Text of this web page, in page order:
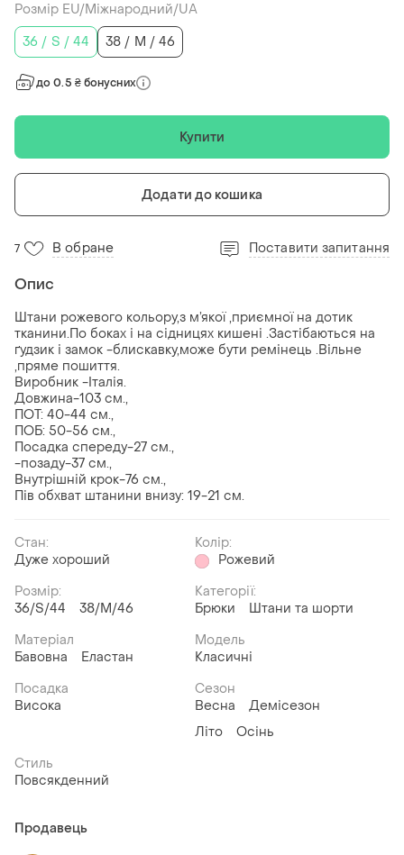
Розмір EU/Міжнародний/UA
36 / S / 44
38 / M / 46
до 0.5 ₴ бонусних
Купити
Додати до кошика
7 В обране Поставити запитання
Опис
Штани рожевого кольору,з м’якої ,приємної на дотик
тканини.По боках і на сідницях кишені .Застібаються на
ґудзик і замок -блискавку,може бути ремінець .Вільне
,пряме пошиття.
Виробник -Італія.
Довжина-103 см.,
ПОТ: 40-44 см.,
ПОБ: 50-56 см.,
Посадка спереду-27 см.,
-позаду-37 см.,
Внутрішній крок-76 см.,
Пів обхват штанини внизу: 19-21 см.
Стан:
Дуже хороший
Колір:
Рожевий
Розмір:
36/S/44
38/M/46
Категорії:
Брюки
Штани та шорти
Матеріал
Бавовна
Еластан
Модель
Класичні
Посадка
Висока
Сезон
Весна
Демісезон
Літо
Осінь
Стиль
Повсякденний
Продавець